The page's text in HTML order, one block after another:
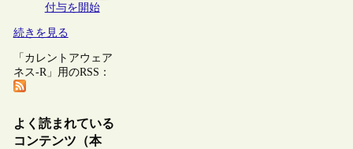
付与を開始
続きを見る
「カレントアウェア
ネス-R」用のRSS：
よく読まれている
コンテンツ（本